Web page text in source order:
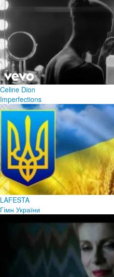
Celine Dion
Imperfections
LAFESTA
Гімн України